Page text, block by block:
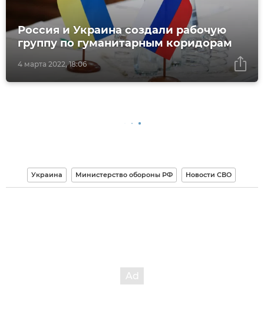
4 марта 2022, 18:06
Россия и Украина создали рабочую
группу по гуманитарным коридорам
Украина Министерство обороны РФ Новости СВО